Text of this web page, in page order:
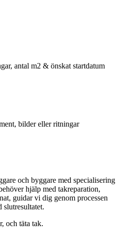
antal m2 & önskat startdatum
bilder eller ritningar
och byggare med specialisering
hjälp med takreparation,
guidar vi dig genom processen
slutresultatet.
och täta tak.